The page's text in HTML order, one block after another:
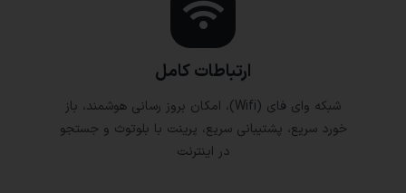
ارتباطات کامل
شبکه وای فای (Wifi)، امکان بروز رسانی هوشمند، باز
خورد سریع، پشتیبانی سریع، پرینت با بلوتوث و جستجو
در اینترنت